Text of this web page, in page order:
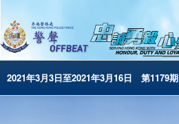
2021年3月3日至2021年3月16日 第1179期